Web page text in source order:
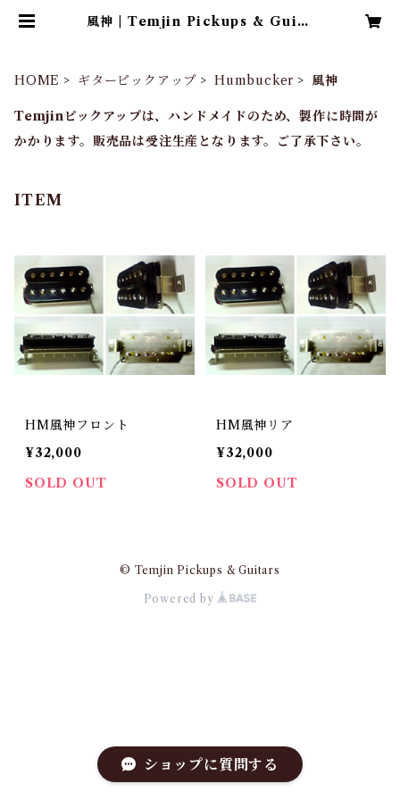
風神 | Temjin Pickups & Guita
HOME ギターピックアップ Humbucker 風神
Temjinピックアップは、ハンドメイドのため、製作に時間が
かかります。販売品は受注生産となります。ご了承下さい。
ITEM
HM風神フロント
¥32,000
SOLD OUT
HM風神リア
¥32,000
SOLD OUT
© Temjin Pickups & Guitars
Powered by
ショップに質問する